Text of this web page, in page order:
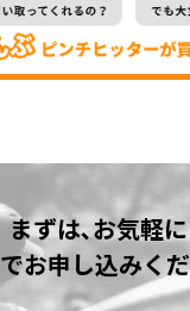
まずは､お気軽に
でお申し込みく